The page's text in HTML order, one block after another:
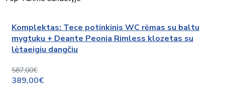
Komplektas: Tece potinkinis WC rėmas su baltu
mygtuku + Deante Peonia Rimless klozetas su
lėtaeigiu dangčiu
587,00€
389,00€